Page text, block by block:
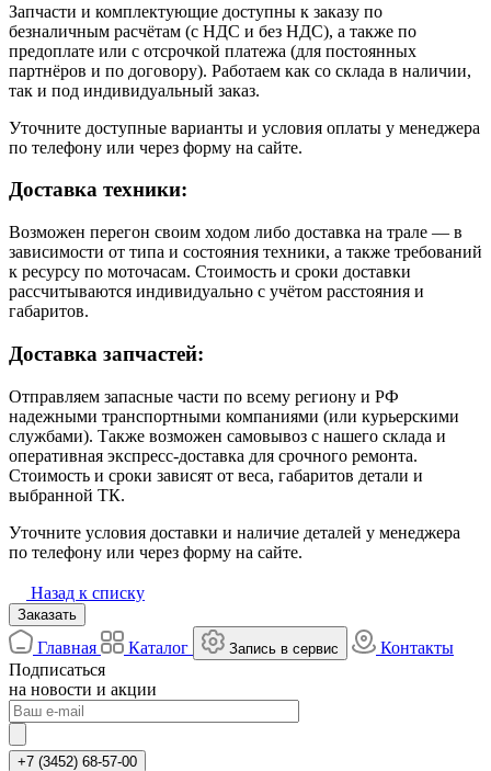
Запчасти и комплектующие доступны к заказу по
безналичным расчётам (с НДС и без НДС), а также по
предоплате или с отсрочкой платежа (для постоянных
партнёров и по договору). Работаем как со склада в наличии,
так и под индивидуальный заказ.
Уточните доступные варианты и условия оплаты у менеджера
по телефону или через форму на сайте.
Доставка техники:
Возможен перегон своим ходом либо доставка на трале — в
зависимости от типа и состояния техники, а также требований
к ресурсу по моточасам. Стоимость и сроки доставки
рассчитываются индивидуально с учётом расстояния и
габаритов.
Доставка запчастей:
Отправляем запасные части по всему региону и РФ
надежными транспортными компаниями (или курьерскими
службами). Также возможен самовывоз с нашего склада и
оперативная экспресс-доставка для срочного ремонта.
Стоимость и сроки зависят от веса, габаритов детали и
выбранной ТК.
Уточните условия доставки и наличие деталей у менеджера
по телефону или через форму на сайте.
Назад к списку
Заказать
Главная Каталог Запись в сервис
Контакты
Подписаться
на новости и акции
+7 (3452) 68-57-00